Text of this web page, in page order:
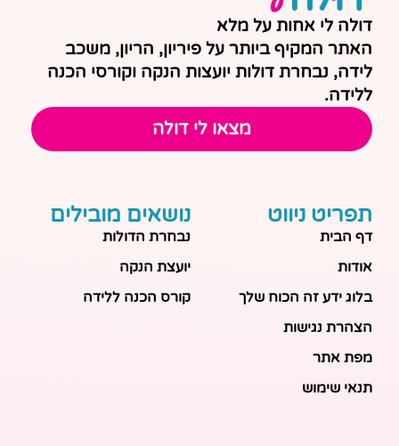
דולה לי אחות על מלא
האתר המקיף ביותר על פיריון, הריון, משכב
לידה, נבחרת דולות יועצות הנקה וקורסי הכנה
ללידה.
מצאו לי דולה
תפריט ניווט
דף הבית
אודות
בלוג ידע זה הכוח שלך
הצהרת נגישות
מפת אתר
תנאי שימוש
נושאים מובילים
נבחרת הדולות
יועצת הנקה
קורס הכנה ללידה